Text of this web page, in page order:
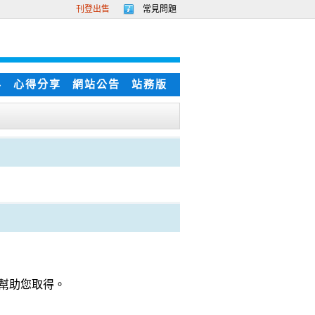
刊登出售 常見問題
心得分享 網站公告 站務版
助您取得。